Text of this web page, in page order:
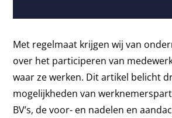
Met regelmaat krijgen wij van
over het participeren van
waar ze werken. Dit artikel belicht
mogelijkheden van
BV’s, de voor- en nadelen en